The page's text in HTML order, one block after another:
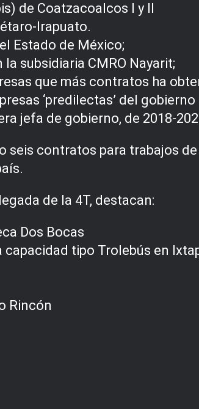
de Coatzacoalcos I y II
Irapuato.
Estado de México;
subsidiaria CMRO Nayarit;
que más contratos ha
‘predilectas’ del
jefa de gobierno, de 2018-
seis contratos para trabajos
de la 4T, destacan:
Dos Bocas
tipo Trolebús en
Rincón